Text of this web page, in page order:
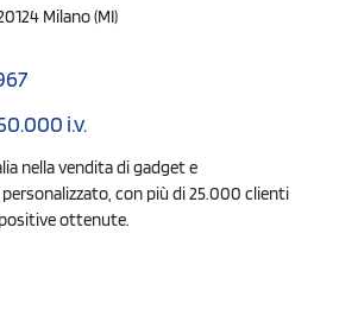
Milano (MI)
i.v.
nella vendita di gadget e
con più di 25.000 clienti
ottenute.